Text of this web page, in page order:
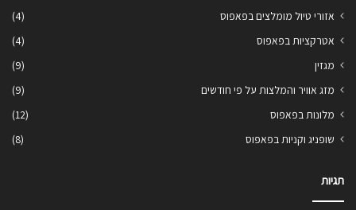
אזורי טיול מומלצים בפאפוס
(4)
אטרקציות בפאפוס
(4)
מגזין
(9)
מזג אוויר והמלצות על פי חודשים
(9)
מלונות בפאפוס
(12)
שופניג וקניות בפאפוס
(8)
תגיות